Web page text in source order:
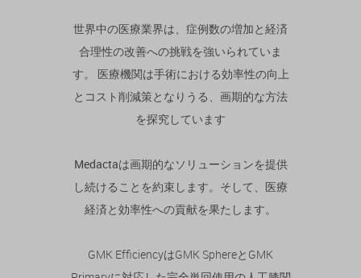
世界中の医療業界は、 症例数の増加と経済
合理性の改善への挑戦を強いられていま
す。 医療機関は手術における効率性の向上
とコスト削減策となりうる、画期的な方法
を探究しています
Medactaは画期的なソリューションを提供
し続けることを約束します。そして、医療
経済と効率性への貢献を果たします。
GMK EfficiencyはGMK SphereとGMK